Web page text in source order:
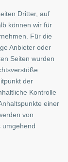
Dritter, auf
können wir für
Für die
Anbieter oder
Seiten wurden
der
Kontrolle
einer
von
umgehend